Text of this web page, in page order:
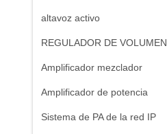
altavoz activo
REGULADOR DE VOLUMEN
Amplificador mezclador
Amplificador de potencia
Sistema de PA de la red IP